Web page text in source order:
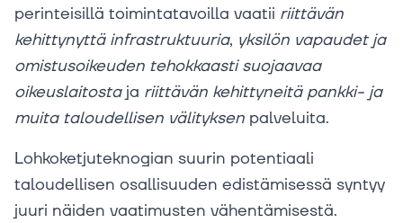
perinteisillä toimintatavoilla vaatii riittävän
kehittynyttä infrastruktuuria, yksilön vapaudet ja
omistusoikeuden tehokkaasti suojaavaa
oikeuslaitostaja riittävän kehittyneitä pankki- ja
muita taloudellisen välityksen palveluita.
Lohkoketjuteknogian suurin potentiaali
taloudellisen osallisuuden edistämisessä syntyy
juuri näiden vaatimusten vähentämisestä.